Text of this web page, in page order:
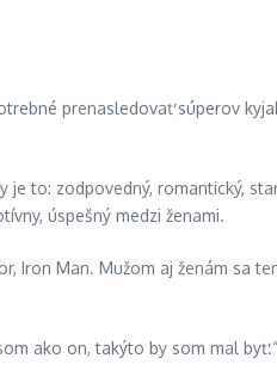
prenasledovať súperov
to: zodpovedný, romantický,
úspešný medzi ženami.
Iron Man. Mužom aj ženám sa
ako on, takýto by som mal